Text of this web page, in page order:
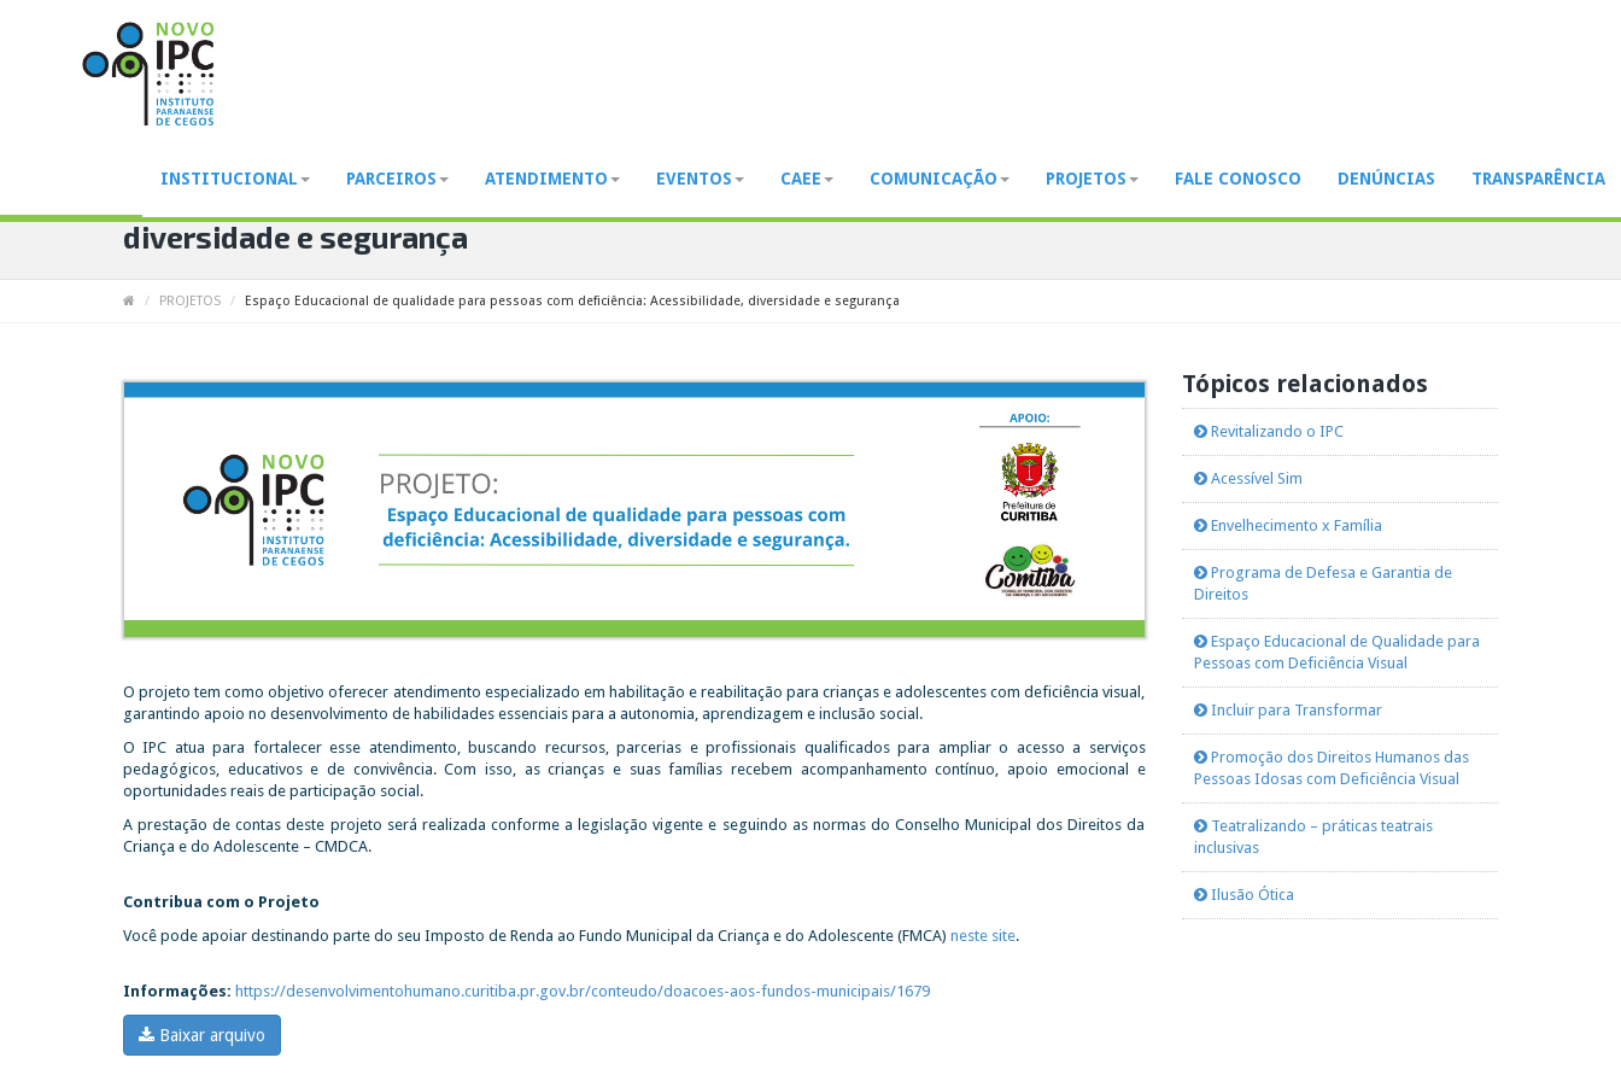
INSTITUCIONAL PARCEIROS ATENDIMENTO EVENTOS CAEE COMUNICAÇÃO PROJETOS FALE CONOSCO DENÚNCIAS TRANSPARÊNCIA
Espaço Educacional de qualidade para pessoas com deficiência: Acessibilidade,
diversidade e segurança
PROJETOS Espaço Educacional de qualidade para pessoas com deficiência: Acessibilidade, diversidade e segurança
O projeto tem como objetivo oferecer atendimento especializado em habilitação e reabilitação para crianças e adolescentes com deficiência visual,
garantindo apoio no desenvolvimento de habilidades essenciais para a autonomia, aprendizagem e inclusão social.
O IPC atua para fortalecer esse atendimento, buscando recursos, parcerias e profissionais qualificados para ampliar o acesso a serviços
pedagógicos, educativos e de convivência. Com isso, as crianças e suas famílias recebem acompanhamento contínuo, apoio emocional e
oportunidades reais de participação social.
A prestação de contas deste projeto será realizada conforme a legislação vigente e seguindo as normas do Conselho Municipal dos Direitos da
Criança e do Adolescente – CMDCA.
Contribua com o Projeto
Você pode apoiar destinando parte do seu Imposto de Renda ao Fundo Municipal da Criança e do Adolescente (FMCA) neste site.
Informações: https://desenvolvimentohumano.curitiba.pr.gov.br/conteudo/doacoes-aos-fundos-municipais/1679
Baixar arquivo
Tópicos relacionados
Revitalizando o IPC
Acessível Sim
Envelhecimento x Família
Programa de Defesa e Garantia de
Direitos
Espaço Educacional de Qualidade para
Pessoas com Deficiência Visual
Incluir para Transformar
Promoção dos Direitos Humanos das
Pessoas Idosas com Deficiência Visual
Teatralizando – práticas teatrais
inclusivas
Ilusão Ótica